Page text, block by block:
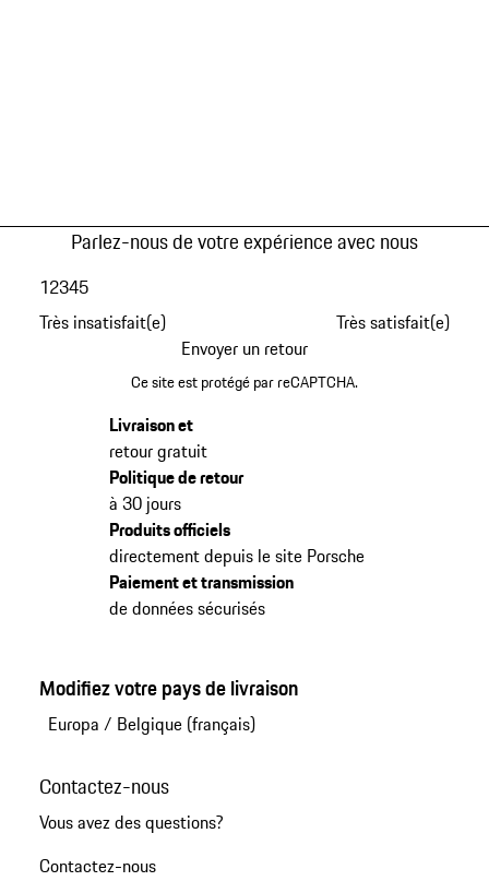
Parlez-nous de votre expérience avec nous
Très insatisfait(e)
12345
Très satisfait(e)
Envoyer un retour
Ce site est protégé par reCAPTCHA.
Livraison et
retour gratuit
Politique de retour
à 30 jours
Produits officiels
directement depuis le site Porsche
Paiement et transmission
de données sécurisés
Modifiez votre pays de livraison
Europa / Belgique (français)
Contactez-nous
Vous avez des questions?
Contactez-nous